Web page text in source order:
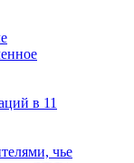
в 11
чье